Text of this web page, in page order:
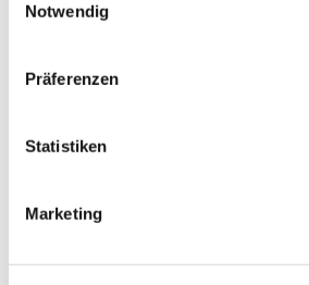
Notwendig
Präferenzen
Statistiken
Marketing